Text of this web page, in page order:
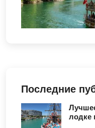
Последние
лодке